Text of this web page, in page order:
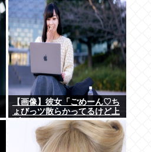
【画像】彼女「ごめーん♡ち
ょびっツ散らかってるけど上
がって～～～！」⇒！！